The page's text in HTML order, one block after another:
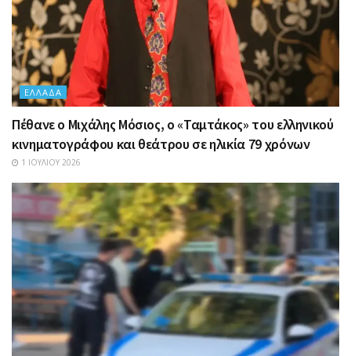
ΕΛΛΆΔΑ
Πέθανε ο Μιχάλης Μόσιος, ο «Ταμτάκος» του ελληνικού
κινηματογράφου και θεάτρου σε ηλικία 79 χρόνων
1 ΙΟΥΛΊΟΥ 2026